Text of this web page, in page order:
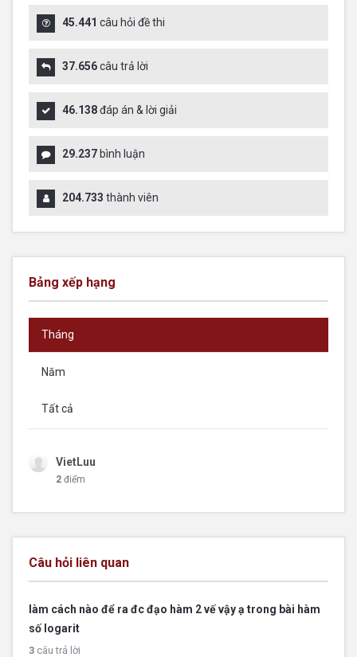
45.441 câu hỏi đề thi
37.656câu trả lời
46.138đáp án & lời giải
29.237 bình luận
204.733 thành viên
Bảng xếp hạng
Tháng
Năm
Tất cả
VietLuu
2 điểm
Câu hỏi liên quan
làm cách nào để ra đc đạo hàm 2 vế vậy ạ trong bài hàm
số logarit
3 câu trả lời